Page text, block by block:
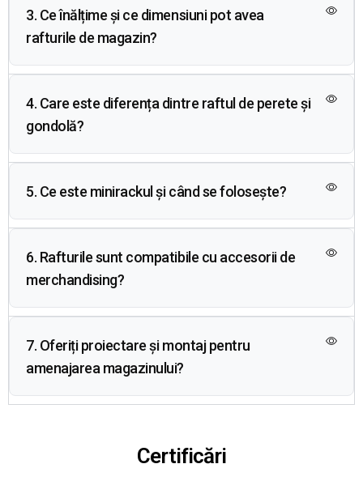
3. Ce înălțime și ce dimensiuni pot avea
rafturile de magazin?
4. Care este diferența dintre raftul de perete și
gondolă?
5. Ce este minirackul și când se folosește?
6. Rafturile sunt compatibile cu accesorii de
merchandising?
7. Oferiți proiectare și montaj pentru
amenajarea magazinului?
Certificări